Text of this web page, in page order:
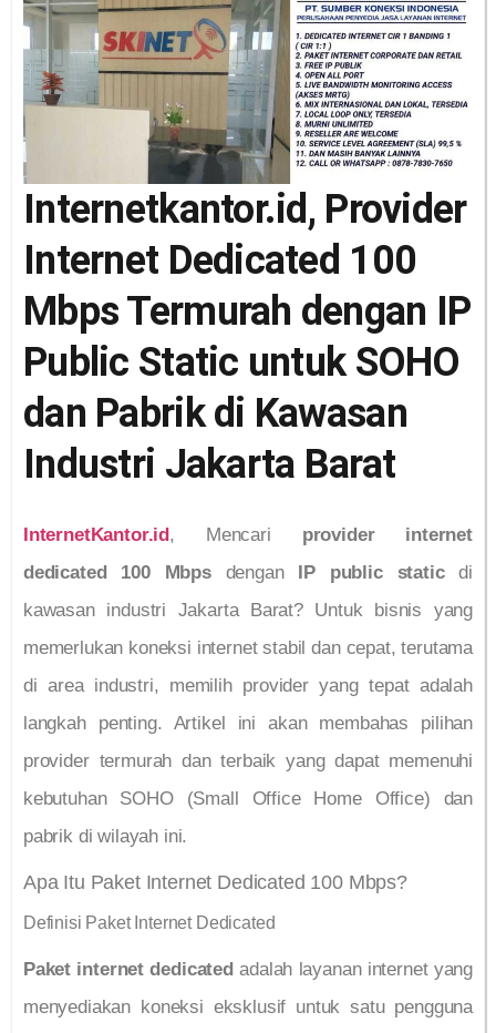
Internetkantor.id, Provider
Internet Dedicated 100
Mbps Termurah dengan IP
Public Static untuk SOHO
dan Pabrik di Kawasan
Industri Jakarta Barat
InternetKantor.id, Mencari provider internet
dedicated 100 Mbpsdengan IP public staticdi
kawasan industri Jakarta Barat? Untuk bisnis yang
memerlukan koneksi internet stabil dan cepat, terutama
di area industri, memilih provider yang tepat adalah
langkah penting. Artikel ini akan membahas pilihan
provider termurah dan terbaik yang dapat memenuhi
kebutuhan SOHO (Small Office Home Office) dan
pabrik di wilayah ini.
Apa Itu Paket Internet Dedicated 100 Mbps?
Definisi Paket Internet Dedicated
Paket internet dedicatedadalah layanan internet yang
menyediakan koneksi eksklusif untuk satu pengguna